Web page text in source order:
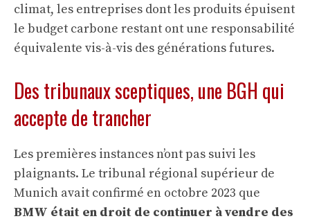
climat, les entreprises dont les produits épuisent
le budget carbone restant ont une responsabilité
équivalente vis-à-vis des générations futures.
Des tribunaux sceptiques, une BGH qui
accepte de trancher
Les premières instances n’ont pas suivi les
plaignants. Le tribunal régional supérieur de
Munich avait confirmé en octobre 2023 que
BMW était en droit de continuer à vendre des